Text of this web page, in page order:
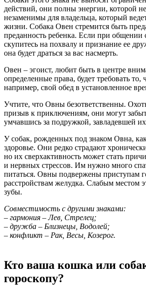
действий, они полны энергии, которой
незаменимы для владельца, который
жизни. Собака Овен стремится быть
преданность ребенка. Если при
скупитесь на похвалу и признание ее
она будет драться за вас насмерть.
Овен – эгоист, любит быть в центре
определенные права, будет требовать
например, свой обед в установленное
Учтите, что Овны безответственны.
призыв к приключениям, они могут
умчавшись за подружкой, завладевшей
У собак, рожденных под знаком Овна,
здоровье. Они редко страдают
но их сверхактивность может стать
и нервных стрессов. Им нужно много
питаться. Овны подвержены приступам
расстройствам желудка. Слабым местом
зубы.
Совместимость с другими знаками:
– гармония – Лев, Стрелец;
– дружба – Близнецы, Водолей;
– конфликт – Рак, Весы, Козерог.
Кто ваша кошка или
гороскопу?